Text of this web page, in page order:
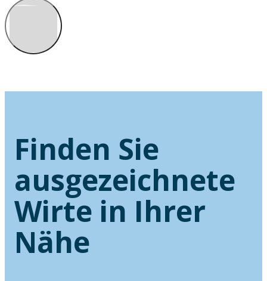
Finden Sie
ausgezeichnete
Wirte in Ihrer
Nähe